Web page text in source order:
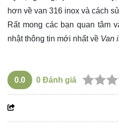
hơn về van 316 inox và cách
Rất mong các bạn quan tâm
nhật thông tin mới nhất về Van
0.0 0 Đánh giá